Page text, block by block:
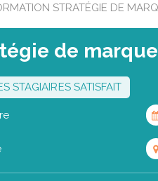
STRATÉGIE DE
de marque
STAGIAIRES SATISFAIT